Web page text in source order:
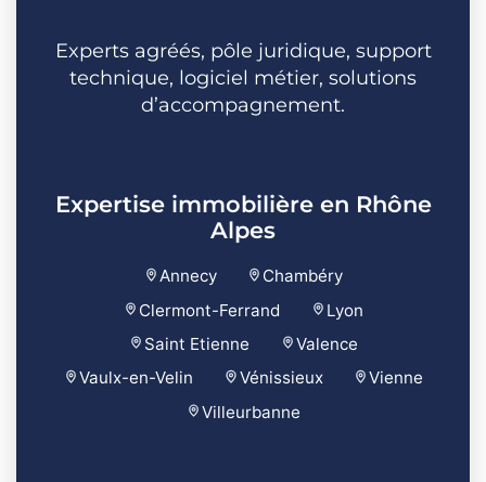
Experts agréés, pôle juridique, support
technique, logiciel métier, solutions
d’accompagnement.
Expertise immobilière en Rhône
Alpes
Annecy
Chambéry
Clermont-Ferrand
Lyon
Saint Etienne
Valence
Vaulx-en-Velin
Vénissieux
Vienne
Villeurbanne